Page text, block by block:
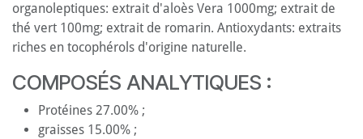
organoleptiques: extrait d'aloès Vera 1000mg; extrait de
thé vert 100mg; extrait de romarin. Antioxydants: extraits
riches en tocophérols d'origine naturelle.
COMPOSÉS ANALYTIQUES :
Protéines 27.00% ;
graisses 15.00% ;